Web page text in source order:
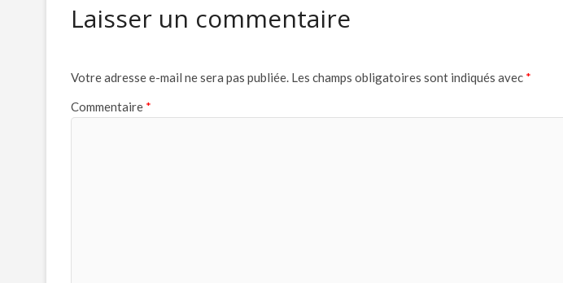
Laisser un commentaire
Votre adresse e-mail ne sera pas publiée. Les champs obligatoires sont indiqués avec *
Commentaire *